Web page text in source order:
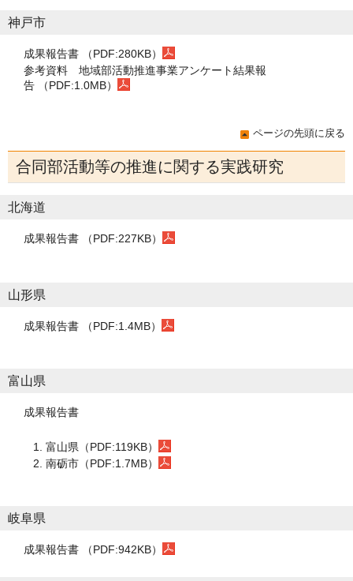
神戸市
成果報告書 （PDF:280KB）
参考資料 地域部活動推進事業アンケート結果報
告 （PDF:1.0MB）
ページの先頭に戻る
合同部活動等の推進に関する実践研究
北海道
成果報告書 （PDF:227KB）
山形県
成果報告書 （PDF:1.4MB）
富山県
成果報告書
富山県（PDF:119KB）
南砺市（PDF:1.7MB）
岐阜県
成果報告書 （PDF:942KB）